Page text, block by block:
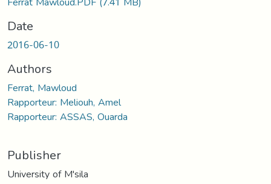
Date
2016-06-10
Authors
Ferrat, Mawloud
Rapporteur: Meliouh, Amel
Rapporteur: ASSAS, Ouarda
Publisher
University of M'sila